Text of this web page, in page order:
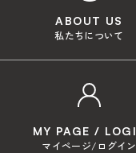
ABOUT US
私たちについて
MY PAGE /
マイページ/ログイン